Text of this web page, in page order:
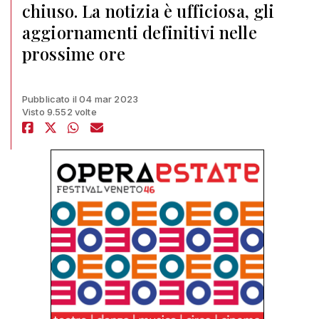
chiuso. La notizia è ufficiosa, gli
aggiornamenti definitivi nelle
prossime ore
Pubblicato il 04 mar 2023
Visto 9.552 volte